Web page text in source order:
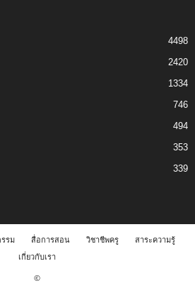
4498
2420
1334
746
494
353
339
รม สื่อการสอน วิชาชีพครู
สาระความรู้
เกี่ยวกับเรา
©